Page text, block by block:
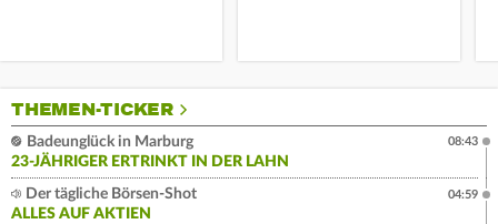
THEMEN-TICKER
Badeunglück in Marburg
23-JÄHRIGER ERTRINKT IN DER LAHN
08:43
Der tägliche Börsen-Shot
ALLES AUF AKTIEN
04:59